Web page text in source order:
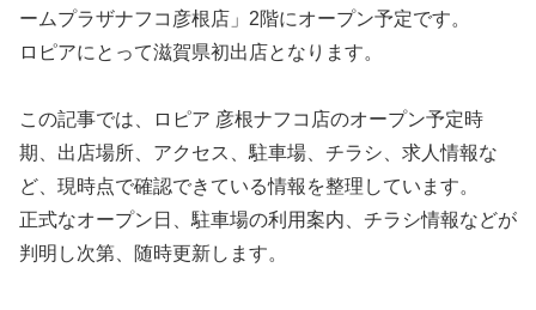
ームプラザナフコ彦根店」2階にオープン予定です。
ロピアにとって滋賀県初出店となります。
この記事では、ロピア 彦根ナフコ店のオープン予定時
期、出店場所、アクセス、駐車場、チラシ、求人情報な
ど、現時点で確認できている情報を整理しています。
正式なオープン日、駐車場の利用案内、チラシ情報などが
判明し次第、随時更新します。